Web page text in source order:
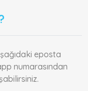
eposta
numarasından